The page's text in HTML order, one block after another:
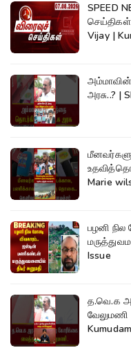
SPEED
செய்திகள்
Vijay |
அரசு..? |
Marie
பழனி நில
Issue
த.வெ.க
வேலுமணி | Admk |